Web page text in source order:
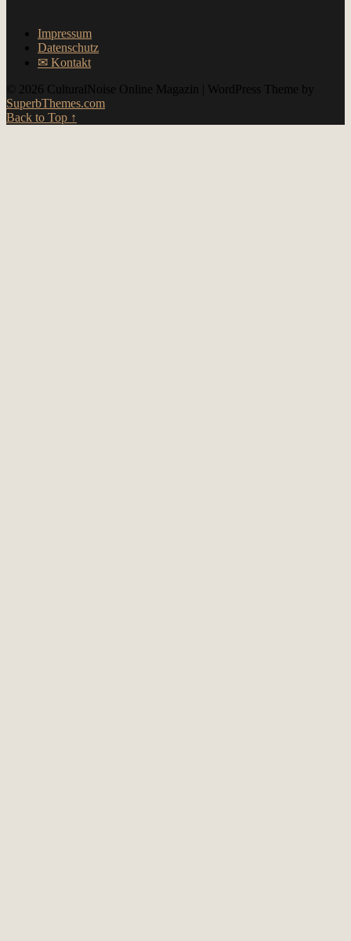
Impressum
Datenschutz
✉︎ Kontakt
© 2026 CulturalNoise Online Magazin
| WordPress Theme by
SuperbThemes.com
Back to Top ↑